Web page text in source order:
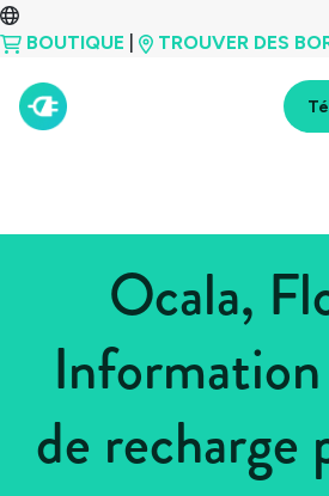
BOUTIQUE TROUVER DES
Ocala,
de recharge
États-Unis >